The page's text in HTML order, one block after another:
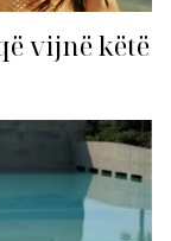
vijnë këtë